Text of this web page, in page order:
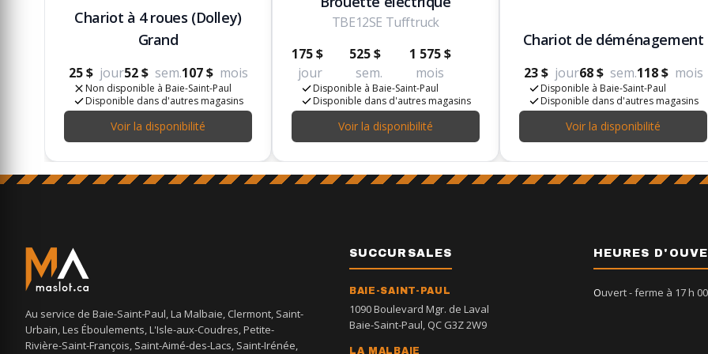
Chariot à 4 roues (Dolley)
Grand
25 $ jour52 $ sem.107 $ mois
Non disponible à Baie-Saint-Paul
Disponible dans d'autres magasins
Voir la disponibilité
TBE12SE Tufftruck
175 $
jour
525 $
sem.
1 575 $
mois
Disponible à Baie-Saint-Paul
Disponible dans d'autres magasins
Voir la disponibilité
Chariot de déménagement
23 $ jour68 $ sem.118 $ mois
Disponible à Baie-Saint-Paul
Disponible dans d'autres magasins
Voir la disponibilité
Au service de Baie-Saint-Paul, La Malbaie, Clermont, Saint-
Urbain, Les Éboulements, L'Isle-aux-Coudres, Petite-
Rivière-Saint-François, Saint-Aimé-des-Lacs, Saint-Irénée,
SUCCURSALES
BAIE-SAINT-PAUL
1090 Boulevard Mgr. de Laval
Baie-Saint-Paul, QC G3Z 2W9
LA MALBAIE
HEURES
Ouvert- ferme à 17 h 00